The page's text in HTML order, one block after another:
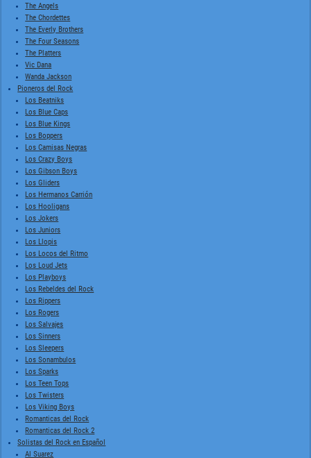
The Angels
The Chordettes
The Everly Brothers
The Four Seasons
The Platters
Vic Dana
Wanda Jackson
Pioneros del Rock
Los Beatniks
Los Blue Caps
Los Blue Kings
Los Boppers
Los Camisas Negras
Los Crazy Boys
Los Gibson Boys
Los Gliders
Los Hermanos Carrión
Los Hooligans
Los Jokers
Los Juniors
Los Llopis
Los Locos del Ritmo
Los Loud Jets
Los Playboys
Los Rebeldes del Rock
Los Rippers
Los Rogers
Los Salvajes
Los Sinners
Los Sleepers
Los Sonambulos
Los Sparks
Los Teen Tops
Los Twisters
Los Viking Boys
Romanticas del Rock
Romanticas del Rock 2
Solistas del Rock en Español
Al Suarez